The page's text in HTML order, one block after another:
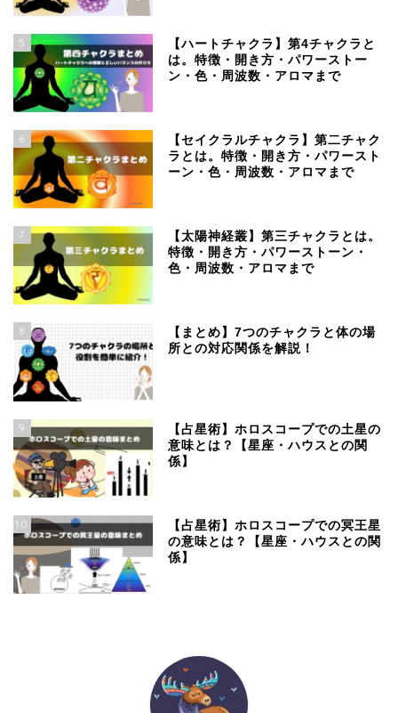
5
【ハートチャクラ】第4チャクラと
は。特徴・開き方・パワーストー
ン・色・周波数・アロマまで
6
【セイクラルチャクラ】第二チャク
ラとは。特徴・開き方・パワースト
ーン・色・周波数・アロマまで
7
【太陽神経叢】第三チャクラとは。
特徴・開き方・パワーストーン・
色・周波数・アロマまで
8
【まとめ】7つのチャクラと体の場
所との対応関係を解説！
9
【占星術】ホロスコープでの土星の
意味とは？【星座・ハウスとの関
係】
10
【占星術】ホロスコープでの冥王星
の意味とは？【星座・ハウスとの関
係】